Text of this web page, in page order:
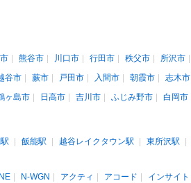
熊谷市 川口市 行田市 秩父市 所沢市
谷市 蕨市 戸田市 入間市 朝霞市 志木市
ヶ島市 日高市 吉川市 ふじみ野市 白岡市
飯能駅 越谷レイクタウン駅 東所沢駅
N-WGN アクティ アコード インサイト